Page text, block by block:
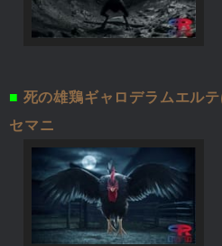
■ 死の雄鶏ギャロデラムエル
セマニ